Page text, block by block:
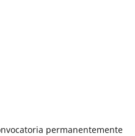
permanentemente